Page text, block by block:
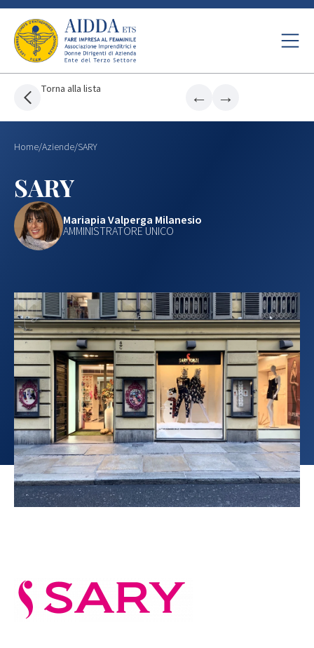
Torna alla lista ← →
Home/Aziende/SARY
SARY
Mariapia Valperga Milanesio
AMMINISTRATORE UNICO